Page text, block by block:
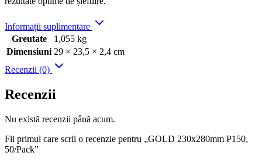
Informații suplimentare
Greutate
1,055 kg
Dimensiuni 29 × 23,5 × 2,4 cm
Recenzii (0)
Recenzii
Nu există recenzii până acum.
Fii primul care scrii o recenzie pentru „GOLD 230x280mm P150,
50/Pack”